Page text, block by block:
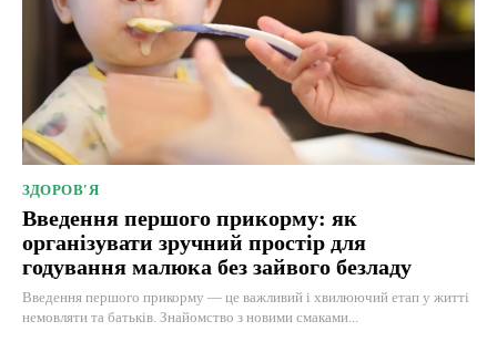
ЗДОРОВ'Я
Введення першого прикорму: як
організувати зручний простір для
годування малюка без зайвого безладу
Введення першого прикорму — це важливий і хвилюючий етап у житті
немовляти та батьків. Знайомство з новими смаками...